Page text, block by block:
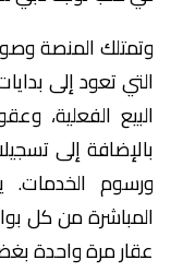
وتمتلك المنصة
التي تعود إلى
البيع الفعلية،
بالإضافة إلى
ورسوم الخدمات.
المباشرة من كل
عقار مرة واحدة